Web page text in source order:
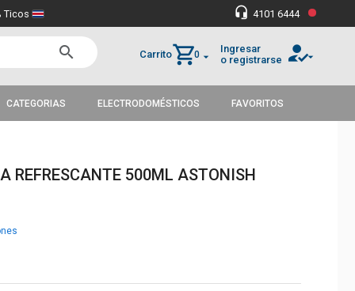
Ticos headset_mic 4101 6444 •
search Carritoshopping_cart0 arrow_drop_down
Ingresar
o registrarse how_to_reg
arrow_drop_down
CATEGORIAS ELECTRODOMÉSTICOS FAVORITOS
REFRESCANTE 500ML ASTONISH